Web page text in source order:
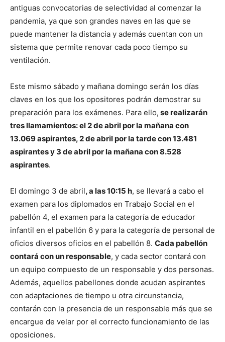
antiguas convocatorias de selectividad al comenzar la
pandemia, ya que son grandes naves en las que se
puede mantener la distancia y además cuentan con un
sistema que permite renovar cada poco tiempo su
ventilación.
Este mismo sábado y mañana domingo serán los días
claves en los que los opositores podrán demostrar su
preparación para los exámenes. Para ello, se realizarán
tres llamamientos: el 2 de abril por la mañana con
13.069 aspirantes, 2 de abril por la tarde con 13.481
aspirantes y 3 de abril por la mañana con 8.528
aspirantes.
El domingo 3 de abril, a las 10:15 h, se llevará a cabo el
examen para los diplomados en Trabajo Social en el
pabellón 4, el examen para la categoría de educador
infantil en el pabellón 6 y para la categoría de personal de
oficios diversos oficios en el pabellón 8. Cada pabellón
contará con un responsable, y cada sector contará con
un equipo compuesto de un responsable y dos personas.
Además, aquellos pabellones donde acudan aspirantes
con adaptaciones de tiempo u otra circunstancia,
contarán con la presencia de un responsable más que se
encargue de velar por el correcto funcionamiento de las
oposiciones.